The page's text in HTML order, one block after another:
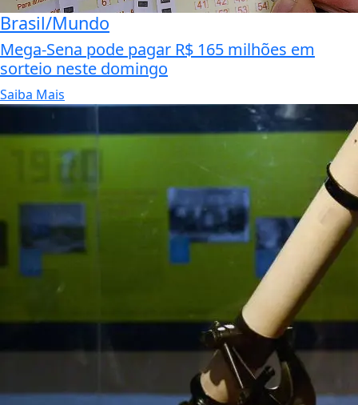
Brasil/Mundo
Mega-Sena pode pagar R$ 165 milhões em
sorteio neste domingo
Saiba Mais